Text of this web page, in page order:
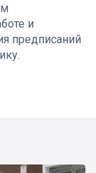
и
предписаний